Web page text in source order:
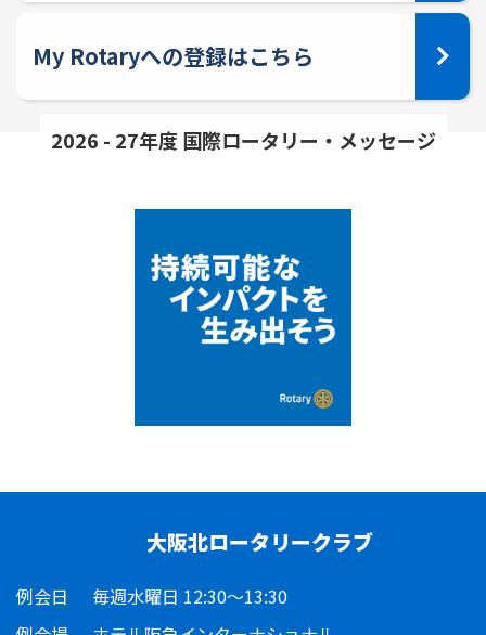
My Rotaryへの登録はこちら
2026 - 27年度 国際ロータリー・メッセージ
大阪北ロータリークラブ
例会日
毎週水曜日 12:30～13:30